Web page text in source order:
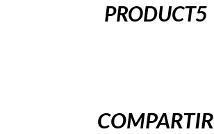
PRODUCT5
COMPARTIR